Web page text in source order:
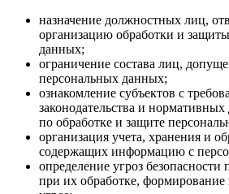
назначение должностных лиц,
организацию обработки и
данных;
ограничение состава лиц,
персональных данных;
ознакомление субъектов с
законодательства и
по обработке и защите
организация учета, хранения и
содержащих информацию с
определение угроз
при их обработке, формирование